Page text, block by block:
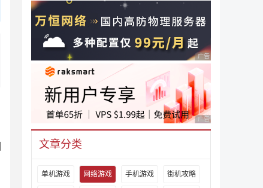
广告 商业广告，理性
广告 商业广告，理性
文章分类
单机游戏 网络游戏 手机游戏 街机攻略